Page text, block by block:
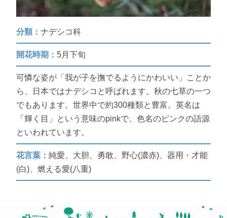
分類： ナデシコ科
開花時期： 5月下旬
可憐な姿が「我が子を撫でるようにかわいい」ことか
ら、日本ではナデシコと呼ばれます。秋の七草の一つ
でもあります。世界中で約300種類と豊富。英名は
「輝く目」という意味のpinkで、色名のピンクの語源
といわれています。
花言葉： 純愛、大胆、勇敢、野心(濃赤)、器用・才能
(白)、燃える愛(八重)